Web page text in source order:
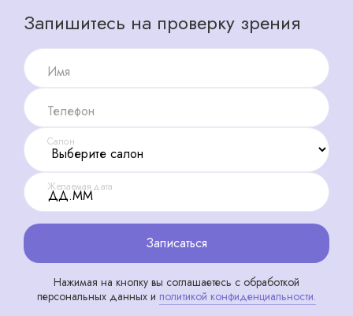
Запишитесь на проверку зрения
Имя
Телефон
Салон
Желаемая дата
Записаться
Нажимая на кнопку вы соглашаетесь с обработкой
персональных данных и политикой конфиденциальности.